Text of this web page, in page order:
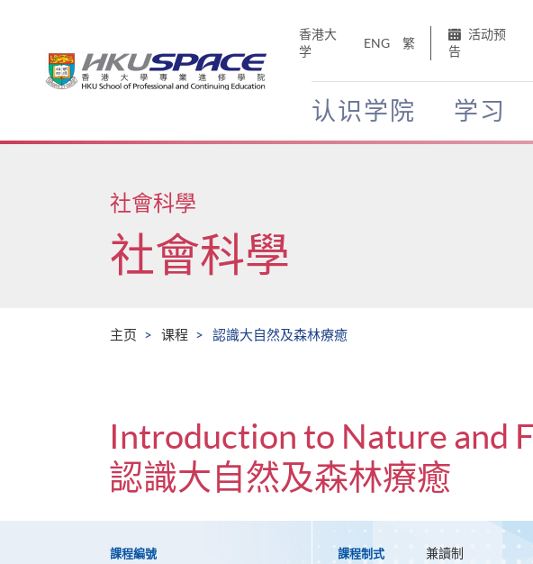
香港大
学
ENG 繁
活动预
告
认识学院 学习
Main
社會科學
社會科學
主页 课程 認識大自然及森林療癒
Introduction to Nature and
認識大自然及森林療癒
課程編號 課程制式 兼讀制